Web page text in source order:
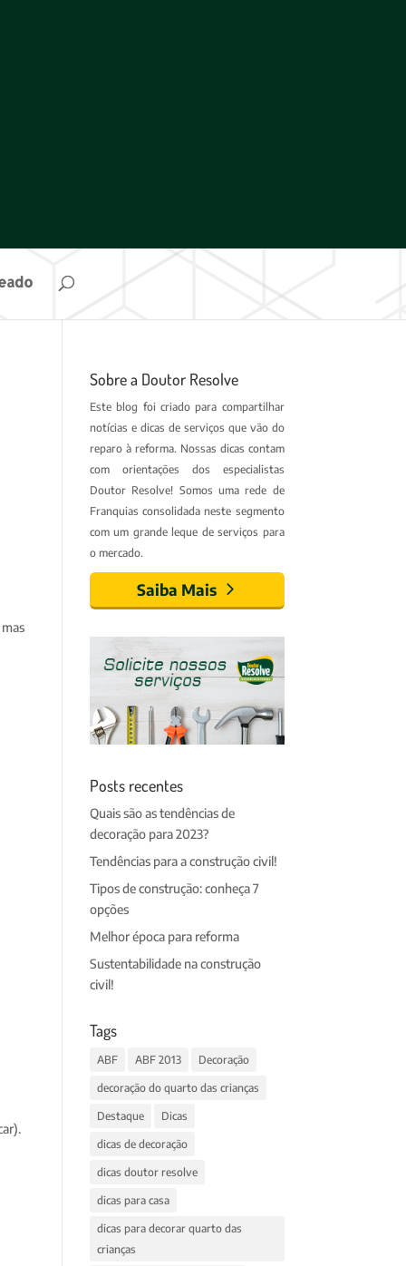
Sobre a Doutor Resolve
Este blog foi criado para compartilhar
notícias e dicas de serviços que vão do
reparo à reforma. Nossas dicas contam
com orientações dos especialistas
Doutor Resolve! Somos uma rede de
Franquias consolidada neste segmento
com um grande leque de serviços para
o mercado.
Saiba Mais
Posts recentes
Quais são as tendências de
decoração para 2023?
Tendências para a construção civil!
Tipos de construção: conheça 7
opções
Melhor época para reforma
Sustentabilidade na construção
civil!
Tags
ABF ABF 2013 Decoração
decoração do quarto das crianças
Destaque Dicas
dicas de decoração
dicas doutor resolve
dicas para casa
dicas para decorar quarto das
crianças